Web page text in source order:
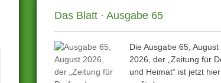
Das Blatt · Ausgabe 65
Die Ausgabe 65, August
2026, der „Zeitung für
und Heimat“ ist jetzt hier